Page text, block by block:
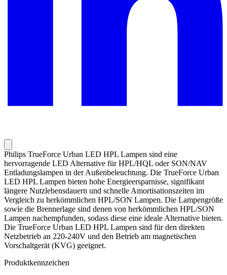
Philips TrueForce Urban LED HPL Lampen sind eine
hervorragende LED Alternative für HPL/HQL oder SON/NAV
Entladungslampen in der Außenbeleuchtung. Die TrueForce Urban
LED HPL Lampen bieten hohe Energieersparnisse, signifikant
längere Nutzlebensdauern und schnelle Amortisationszeiten im
Vergleich zu herkömmlichen HPL/SON Lampen. Die Lampengröße
sowie die Brennerlage sind denen von herkömmlichen HPL/SON
Lampen nachempfunden, sodass diese eine ideale Alternative bieten.
Die TrueForce Urban LED HPL Lampen sind für den direkten
Netzbetrieb an 220-240V und den Betrieb am magnetischen
Vorschaltgerät (KVG) geeignet.
Produktkennzeichen